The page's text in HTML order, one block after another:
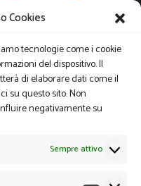
Cookies
tecnologie come i cookie
del dispositivo. Il
di elaborare dati come il
su questo sito. Non
negativamente su
Sempre attivo